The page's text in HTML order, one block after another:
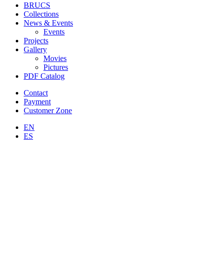
BRUCS
Collections
News & Events
Events
Projects
Gallery
Movies
Pictures
PDF Catalog
Contact
Payment
Customer Zone
EN
ES